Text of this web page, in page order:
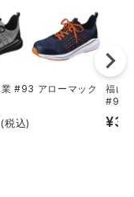
#93 アローマック
(税込)
福山
#98
¥